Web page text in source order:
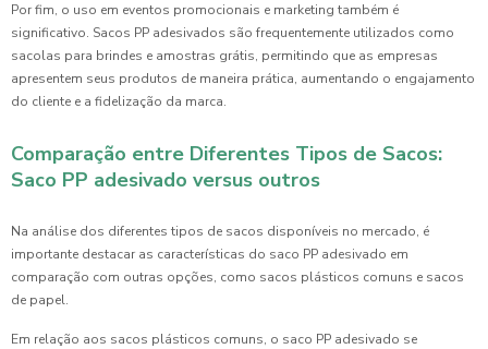
Por fim, o uso em eventos promocionais e marketing também é
significativo. Sacos PP adesivados são frequentemente utilizados como
sacolas para brindes e amostras grátis, permitindo que as empresas
apresentem seus produtos de maneira prática, aumentando o engajamento
do cliente e a fidelização da marca.
Comparação entre Diferentes Tipos de Sacos:
Saco PP adesivado versus outros
Na análise dos diferentes tipos de sacos disponíveis no mercado, é
importante destacar as características do saco PP adesivado em
comparação com outras opções, como sacos plásticos comuns e sacos
de papel.
Em relação aos sacos plásticos comuns, o saco PP adesivado se